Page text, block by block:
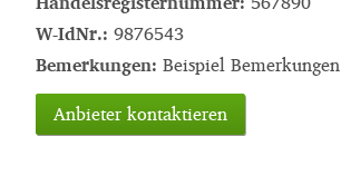
W-IdNr.: 9876543
Bemerkungen: Beispiel Bemerkungen
Anbieter kontaktieren